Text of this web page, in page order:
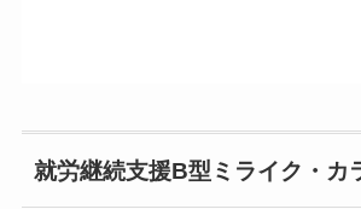
就労継続支援B型ミライク・カ